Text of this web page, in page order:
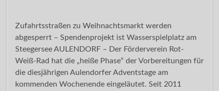
Zufahrtsstraßen zu Weihnachtsmarkt werden
abgesperrt – Spendenprojekt ist Wasserspielplatz am
Steegersee AULENDORF – Der Förderverein Rot-
Weiß-Rad hat die „heiße Phase“ der Vorbereitungen für
die diesjährigen Aulendorfer Adventstage am
kommenden Wochenende eingeläutet. Seit 2011